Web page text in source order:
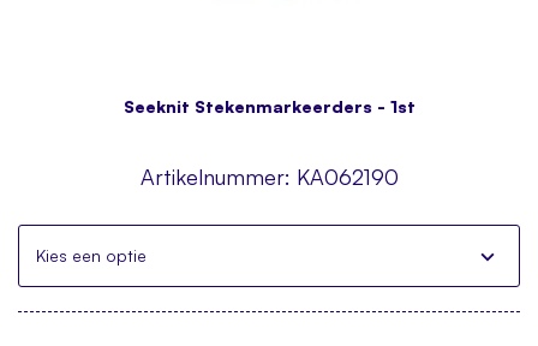
Seeknit Stekenmarkeerders - 1st
Artikelnummer: KA062190
Kies een optie